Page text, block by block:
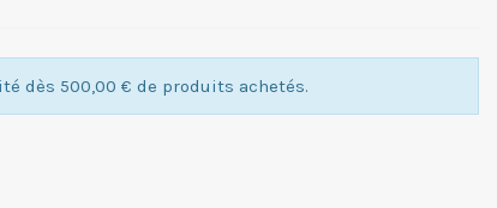
dès 500,00 € de produits achetés.